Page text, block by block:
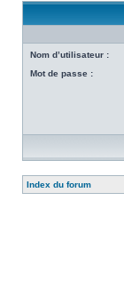
Nom d’utilisateur :
Mot de passe :
Index du forum